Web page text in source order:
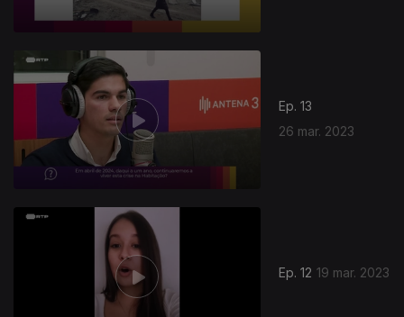
Ep. 13
26 mar. 2023
Ep. 12 19 mar. 2023